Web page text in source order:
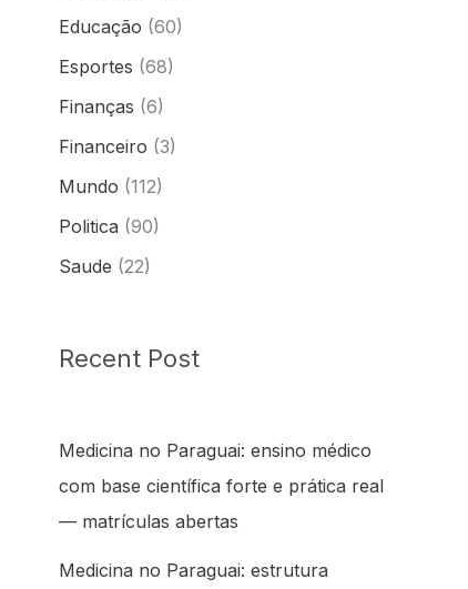
Educação (60)
Esportes (68)
Finanças (6)
Financeiro (3)
Mundo (112)
Politica (90)
Saude (22)
Recent Post
Medicina no Paraguai: ensino médico
com base científica forte e prática real
— matrículas abertas
Medicina no Paraguai: estrutura